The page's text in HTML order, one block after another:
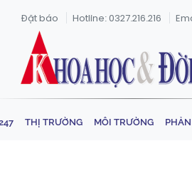
Đặt báo Hotline: 0327.216.216
THỊ TRƯỜNG MÔI TRƯỜNG